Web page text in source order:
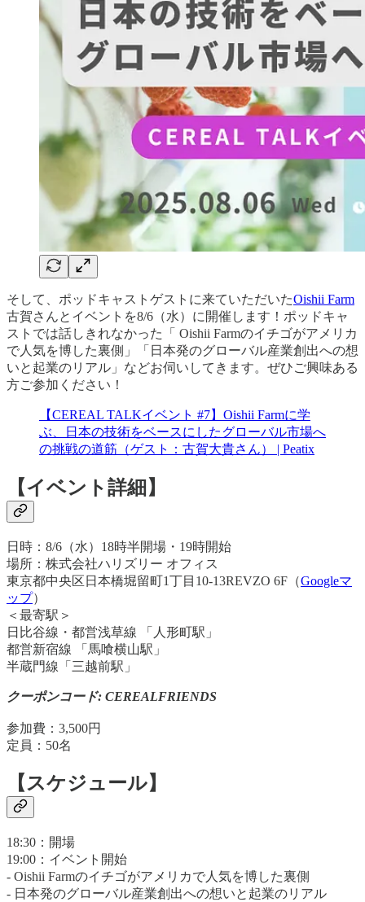
そして、ポッドキャストゲストに来ていただいたOishii Farm
古賀さんとイベントを8/6（水）に開催します！ポッドキャ
ストでは話しきれなかった「 Oishii Farmのイチゴがアメリカ
で人気を博した裏側」「日本発のグローバル産業創出への想
いと起業のリアル」などお伺いしてきます。ぜひご興味ある
方ご参加ください！
【CEREAL TALKイベント #7】Oishii Farmに学
ぶ、日本の技術をベースにしたグローバル市場へ
の挑戦の道筋（ゲスト：古賀大貴さん） | Peatix
【イベント詳細】
日時：8/6（水）18時半開場・19時開始
場所：株式会社ハリズリー オフィス
東京都中央区日本橋堀留町1丁目10-13REVZO 6F（Googleマ
ップ）
＜最寄駅＞
日比谷線・都営浅草線 「人形町駅」
都営新宿線 「馬喰横山駅」
半蔵門線「三越前駅」
クーポンコード: CEREALFRIENDS
参加費：3,500円
定員：50名
【スケジュール】
18:30：開場
19:00：イベント開始
- Oishii Farmのイチゴがアメリカで人気を博した裏側
- 日本発のグローバル産業創出への想いと起業のリアル